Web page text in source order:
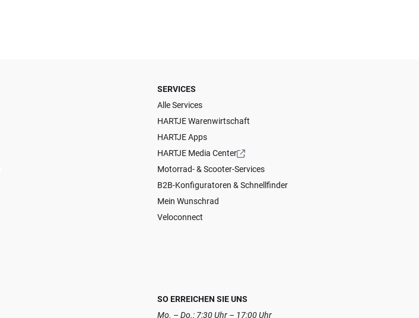
SERVICES
Alle Services
HARTJE Warenwirtschaft
HARTJE Apps
HARTJE Media Center
Motorrad- & Scooter-Services
B2B-Konfiguratoren & Schnellfinder
Mein Wunschrad
Veloconnect
SO ERREICHEN SIE UNS
Mo. – Do.: 7:30 Uhr – 17:00 Uhr